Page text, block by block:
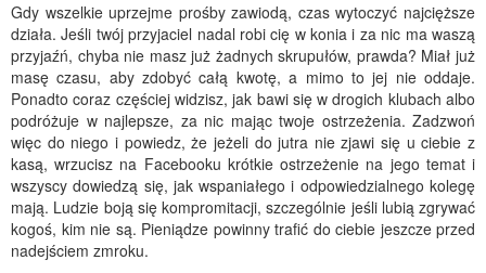
Gdy wszelkie uprzejme prośby zawiodą, czas wytoczyć najcięższe
działa. Jeśli twój przyjaciel nadal robi cię w konia i za nic ma waszą
przyjaźń, chyba nie masz już żadnych skrupułów, prawda? Miał już
masę czasu, aby zdobyć całą kwotę, a mimo to jej nie oddaje.
Ponadto coraz częściej widzisz, jak bawi się w drogich klubach albo
podróżuje w najlepsze, za nic mając twoje ostrzeżenia. Zadzwoń
więc do niego i powiedz, że jeżeli do jutra nie zjawi się u ciebie z
kasą, wrzucisz na Facebooku krótkie ostrzeżenie na jego temat i
wszyscy dowiedzą się, jak wspaniałego i odpowiedzialnego kolegę
mają. Ludzie boją się kompromitacji, szczególnie jeśli lubią zgrywać
kogoś, kim nie są. Pieniądze powinny trafić do ciebie jeszcze przed
nadejściem zmroku.